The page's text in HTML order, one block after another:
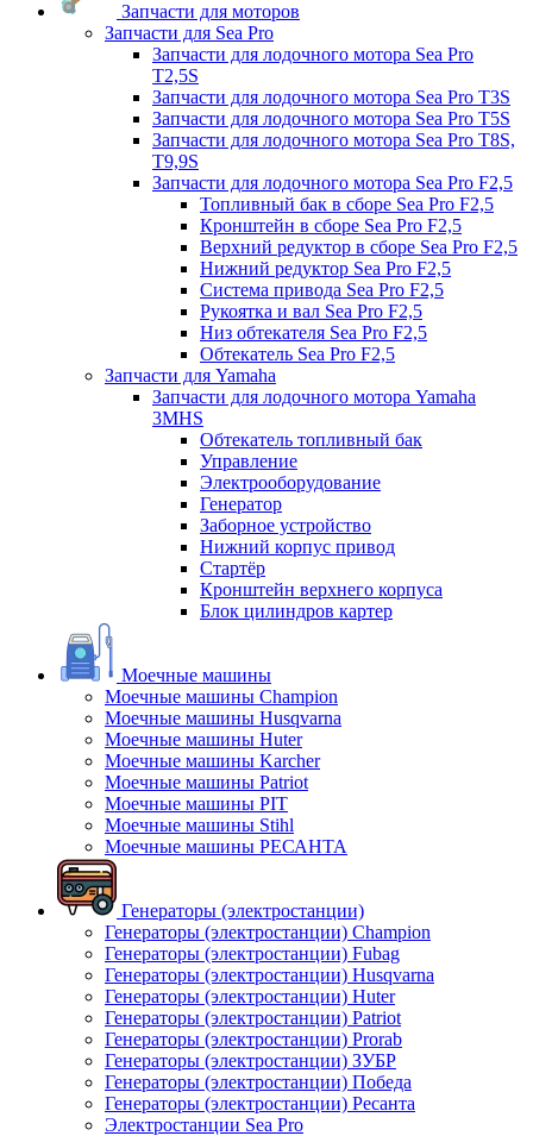
Запчасти для моторов
Запчасти для Sea Pro
Запчасти для лодочного мотора Sea Pro
Т2,5S
Запчасти для лодочного мотора Sea Pro Т3S
Запчасти для лодочного мотора Sea Pro Т5S
Запчасти для лодочного мотора Sea Pro Т8S,
T9,9S
Запчасти для лодочного мотора Sea Pro F2,5
Топливный бак в сборе Sea Pro F2,5
Кронштейн в сборе Sea Pro F2,5
Верхний редуктор в сборе Sea Pro F2,5
Нижний редуктор Sea Pro F2,5
Система привода Sea Pro F2,5
Рукоятка и вал Sea Pro F2,5
Низ обтекателя Sea Pro F2,5
Обтекатель Sea Pro F2,5
Запчасти для Yamaha
Запчасти для лодочного мотора Yamaha
3MHS
Обтекатель топливный бак
Управление
Электрооборудование
Генератор
Заборное устройство
Нижний корпус привод
Стартёр
Кронштейн верхнего корпуса
Блок цилиндров картер
Моечные машины
Моечные машины Champion
Моечные машины Husqvarna
Моечные машины Huter
Моечные машины Karcher
Моечные машины Patriot
Моечные машины PIT
Моечные машины Stihl
Моечные машины РЕСАНТА
Генераторы (электростанции)
Генераторы (электростанции) Champion
Генераторы (электростанции) Fubag
Генераторы (электростанции) Husqvarna
Генераторы (электростанции) Huter
Генераторы (электростанции) Patriot
Генераторы (электростанции) Prorab
Генераторы (электростанции) ЗУБР
Генераторы (электростанции) Победа
Генераторы (электростанции) Ресанта
Электростанции Sea Pro